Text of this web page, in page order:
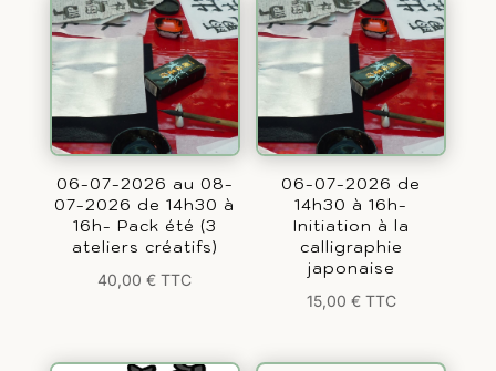
06-07-2026 au 08-
07-2026 de 14h30 à
16h- Pack été (3
ateliers créatifs)
40,00€ TTC
06-07-2026 de
14h30 à 16h-
Initiation à la
calligraphie
japonaise
15,00 € TTC